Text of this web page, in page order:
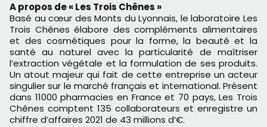
A propos de « Les Trois Chênes »
Basé au cœur des Monts du Lyonnais, le laboratoire Les
Trois Chênes élabore des compléments alimentaires
et des cosmétiques pour la forme, la beauté et la
santé au naturel avec la particularité de maîtriser
l’extraction végétale et la formulation de ses produits.
Un atout majeur qui fait de cette entreprise un acteur
singulier sur le marché français et international. Présent
dans 11000 pharmacies en France et 70 pays, Les Trois
Chênes comptent 135 collaborateurs et enregistre un
chiffre d’affaires 2021 de 43 millions d’€.